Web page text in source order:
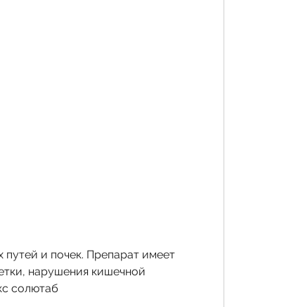
нарушения кишечной
солютаб